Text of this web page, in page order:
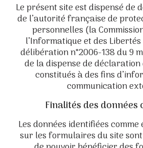
Le présent site est dispensé de
de l’autorité française de
personnelles (la
l’Informatique et des
délibération n°2006-138 du 9
de la dispense de
constitués à des fins
communication
Finalités des données
Les données identifiées
sur les formulaires du site